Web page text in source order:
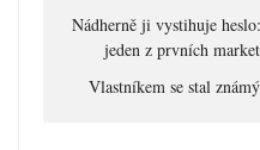
Nádherně ji vystihuje
jeden z prvních
Vlastníkem se stal